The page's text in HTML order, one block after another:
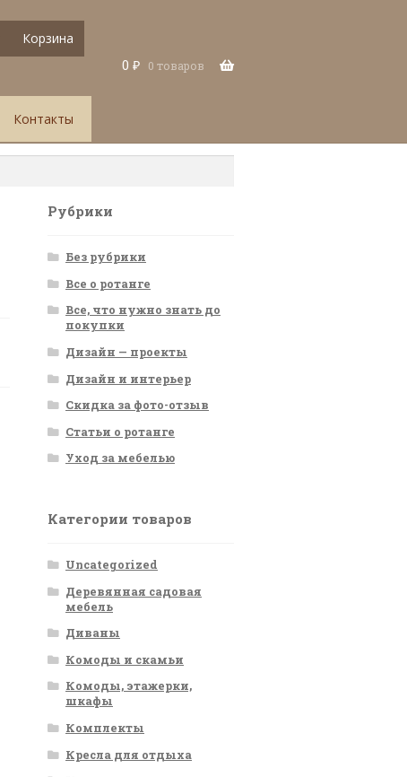
Корзина
0 ₽ 0 товаров
Контакты
Рубрики
Без рубрики
Все о ротанге
Все, что нужно знать до
покупки
Дизайн — проекты
Дизайн и интерьер
Скидка за фото-отзыв
Статьи о ротанге
Уход за мебелью
Категории товаров
Uncategorized
Деревянная садовая
мебель
Диваны
Комоды и скамьи
Комоды, этажерки,
шкафы
Комплекты
Кресла для отдыха